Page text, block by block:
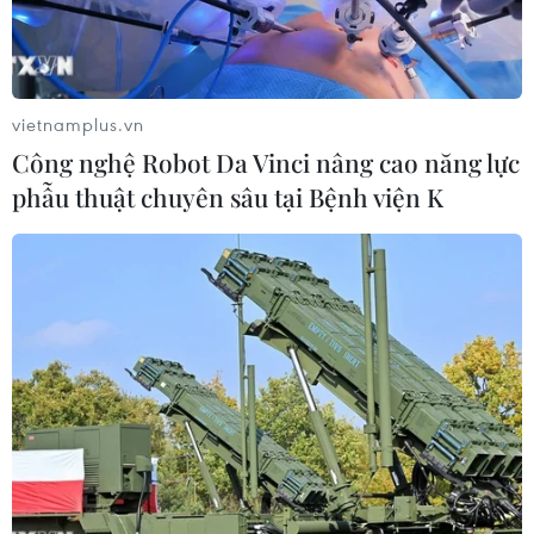
Đối tượng Nguyễn Văn Đông. (Nguồn: Tuổi Trẻ Công an Ba Tri)
Sáng 18/9, Đại tá Trần Minh Chí, Trưởng Công
an huyện Ba Tri, tỉnh Bến Tre cho biết một Công
an viên tại xã An Đức đã hy sinh trong khi làm
vietnamplus.vn
Công nghệ Robot Da Vinci nâng cao năng lực
phẫu thuật chuyên sâu tại Bệnh viện K